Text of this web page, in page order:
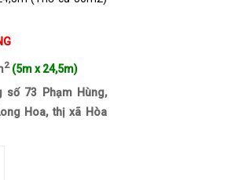
2 (5m x 24,5m)
số 73 Phạm Hùng,
Hoa, thị xã Hòa